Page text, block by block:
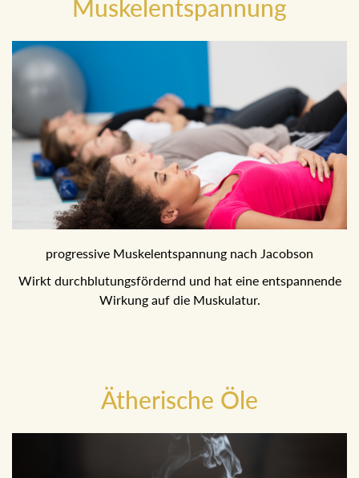
Muskelentspannung
progressive Muskelentspannung nach Jacobson
Wirkt durchblutungsfördernd und hat eine entspannende
Wirkung auf die Muskulatur.
Ätherische Öle